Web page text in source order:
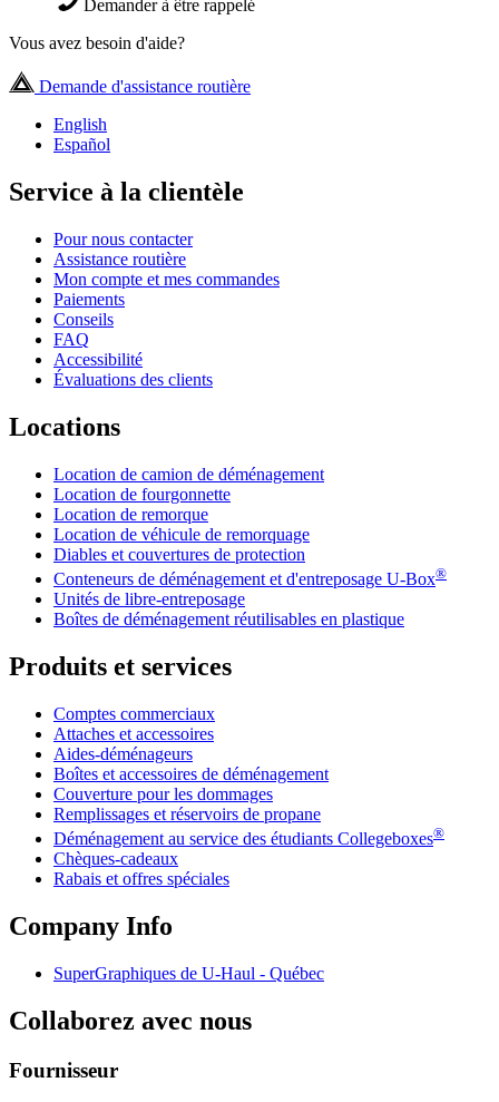
Demander à être rappelé
Vous avez besoin d'aide?
Demande d'assistance routière
English
Español
Service à la clientèle
Pour nous contacter
Assistance routière
Mon compte et mes commandes
Paiements
Conseils
FAQ
Accessibilité
Évaluations des clients
Locations
Location de camion de déménagement
Location de fourgonnette
Location de remorque
Location de véhicule de remorquage
Diables et couvertures de protection
Conteneurs de déménagement et d'entreposage U-Box®
Unités de libre-entreposage
Boîtes de déménagement réutilisables en plastique
Produits et services
Comptes commerciaux
Attaches et accessoires
Aides-déménageurs
Boîtes et accessoires de déménagement
Couverture pour les dommages
Remplissages et réservoirs de propane
Déménagement au service des étudiants Collegeboxes®
Chèques-cadeaux
Rabais et offres spéciales
Company Info
SuperGraphiques de U-Haul - Québec
Collaborez avec nous
Fournisseur